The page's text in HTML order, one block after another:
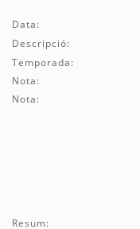
Data:
Descripció:
Temporada:
Nota:
Nota:
Resum: